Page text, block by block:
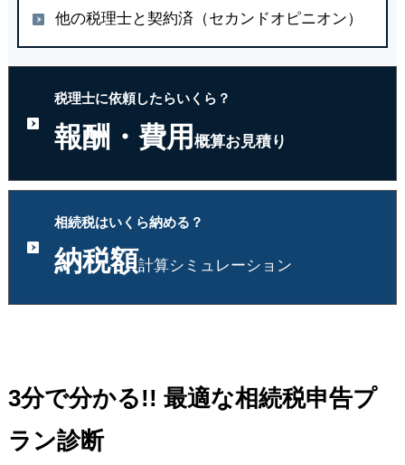
他の税理士と契約済（セカンドオピニオン）
税理士に依頼したらいくら？
報酬・費用 概算お見積り
相続税はいくら納める？
納税額計算シミュレーション
3分で分かる!! 最適な相続税申告プ
ラン診断